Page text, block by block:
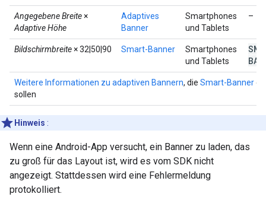
Angegebene Breite×
Adaptive Höhe
Adaptives
Banner
Smartphones
und Tablets
–
Bildschirmbreite× 32|50|90 Smart-Banner
Smartphones
und Tablets
Weitere Informationen zu adaptiven Bannern, die Smart-Banner
sollen
Hinweis :
Wenn eine Android-App versucht, ein Banner zu laden, das
zu groß für das Layout ist, wird es vom SDK nicht
angezeigt. Stattdessen wird eine Fehlermeldung
protokolliert.